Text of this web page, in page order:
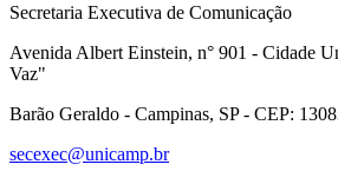
Secretaria Executiva de Comunicação
Avenida Albert Einstein, n° 901 - Cidade
Vaz"
Barão Geraldo - Campinas, SP - CEP:
secexec@unicamp.br